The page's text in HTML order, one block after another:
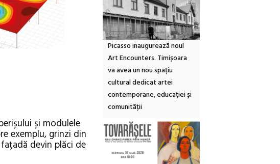
și modulele
exemplu, grinzi din
devin plăci de
Picasso inaugurează noul
Art Encounters. Timișoara
va avea un nou spațiu
cultural dedicat artei
contemporane, educației și
comunității